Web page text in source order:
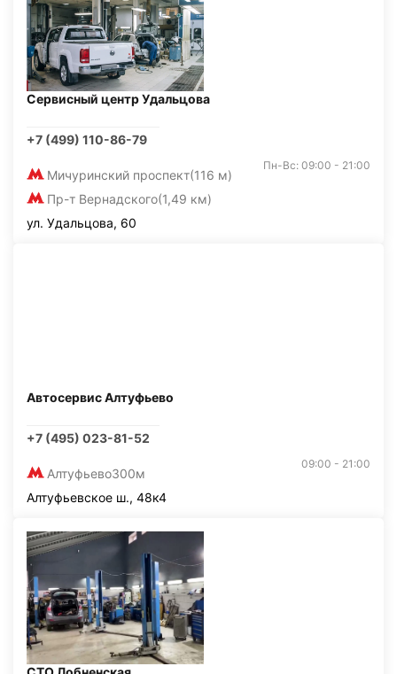
Сервисный центр Удальцова
+7 (499) 110-86-79
Мичуринский проспект(116 м)
Пр-т Вернадского(1,49 км)
Пн-Вс: 09:00 - 21:00
ул. Удальцова, 60
Автосервис Алтуфьево
+7 (495) 023-81-52
Алтуфьево300м
09:00 - 21:00
Алтуфьевское ш., 48к4